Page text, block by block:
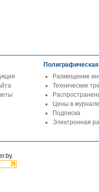
Размещение
Технические
Цены в журнале
Подписка
Электронная